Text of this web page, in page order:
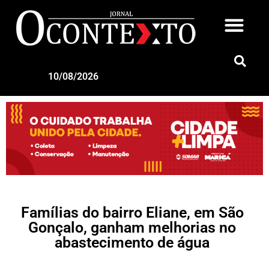
10/08/2026
Famílias do bairro Eliane, em São
Gonçalo, ganham melhorias no
abastecimento de água